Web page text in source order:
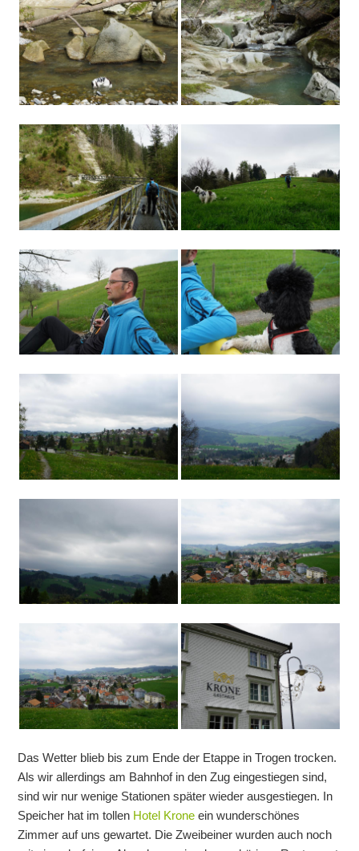
Das Wetter blieb bis zum Ende der Etappe in Trogen trocken.
Als wir allerdings am Bahnhof in den Zug eingestiegen sind,
sind wir nur wenige Stationen später wieder ausgestiegen. In
Speicher hat im tollen Hotel Krone ein wunderschönes
Zimmer auf uns gewartet. Die Zweibeiner wurden auch noch